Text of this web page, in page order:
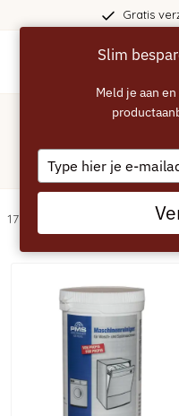
Gratis
Siemens/
17 artikelen
Slim
Meld je aan
Type
your
email